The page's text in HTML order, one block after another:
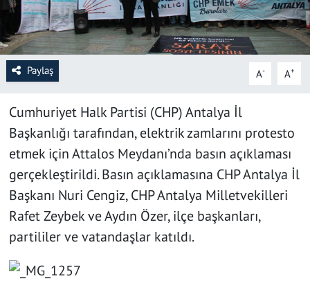
Paylaş A- A+
Cumhuriyet Halk Partisi (CHP) Antalya İl
Başkanlığı tarafından, elektrik zamlarını protesto
etmek için Attalos Meydanı’nda basın açıklaması
gerçekleştirildi. Basın açıklamasına CHP Antalya İl
Başkanı Nuri Cengiz, CHP Antalya Milletvekilleri
Rafet Zeybek ve Aydın Özer, ilçe başkanları,
partililer ve vatandaşlar katıldı.
EĞİTİM